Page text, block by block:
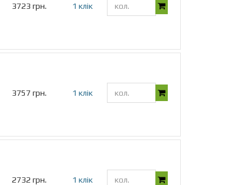
3723 грн. 1 клік
3757 грн. 1 клік
2732 грн. 1 клік